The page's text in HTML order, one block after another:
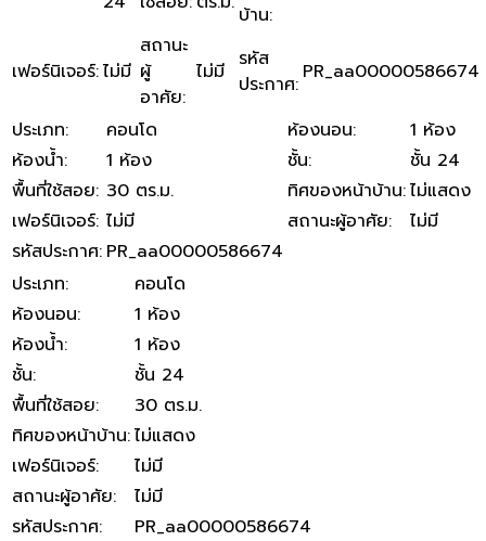
บ้าน:
เฟอร์นิเจอร์:ไม่มี
สถานะ
ผู้
อาศัย:
ไม่มี รหัส
ประกาศ: PR_aa00000586674
ประเภท: คอนโด ห้องนอน:
1 ห้อง
ห้องน้ำ: 1 ห้อง ชั้น:
ชั้น 24
พื้นที่ใช้สอย: 30 ตร.ม. ทิศของหน้าบ้าน:ไม่แสดง
เฟอร์นิเจอร์: ไม่มี สถานะผู้อาศัย:
ไม่มี
รหัสประกาศ: PR_aa00000586674
ประเภท:
คอนโด
ห้องนอน:
1 ห้อง
ห้องน้ำ:
1 ห้อง
ชั้น:
ชั้น 24
พื้นที่ใช้สอย:
30 ตร.ม.
ทิศของหน้าบ้าน:ไม่แสดง
เฟอร์นิเจอร์:
ไม่มี
สถานะผู้อาศัย:
ไม่มี
รหัสประกาศ:
PR_aa00000586674